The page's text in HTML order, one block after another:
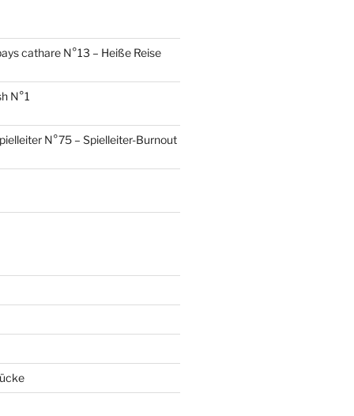
cathare N°13 – Heiße Reise
N°1
N°75 – Spielleiter-Burnout